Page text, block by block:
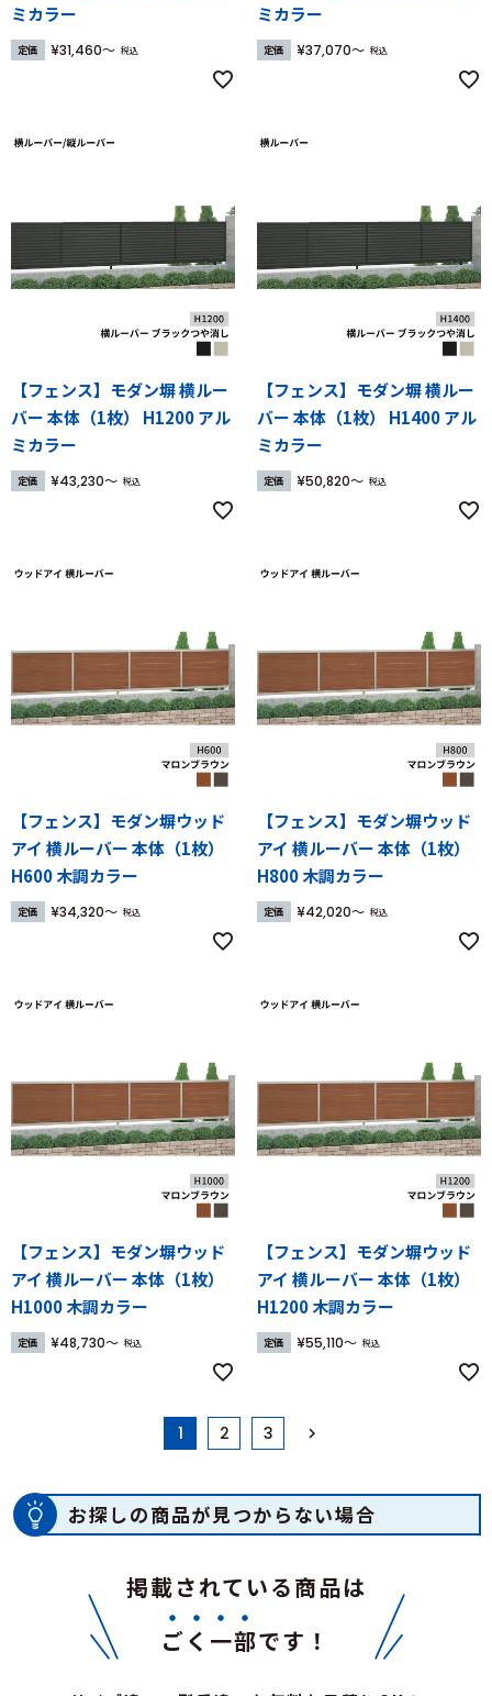
ミカラー
定価 ¥31,460 税込
ミカラー
定価 ¥37,070 税込
【フェンス】モダン塀 横ルー
バー 本体（1枚） H1200 アル
ミカラー
定価 ¥43,230 税込
【フェンス】モダン塀 横ルー
バー 本体（1枚） H1400 アル
ミカラー
定価 ¥50,820 税込
【フェンス】モダン塀ウッド
アイ 横ルーバー 本体（1枚）
H600 木調カラー
定価 ¥34,320 税込
【フェンス】モダン塀ウッド
アイ 横ルーバー 本体（1枚）
H800 木調カラー
定価 ¥42,020 税込
【フェンス】モダン塀ウッド
アイ 横ルーバー 本体（1枚）
H1000 木調カラー
定価 ¥48,730 税込
【フェンス】モダン塀ウッド
アイ 横ルーバー 本体（1枚）
H1200 木調カラー
定価 ¥55,110 税込
1 2 3
お探しの商品が見つからない場合
掲載されている商品は
ごく一部です！